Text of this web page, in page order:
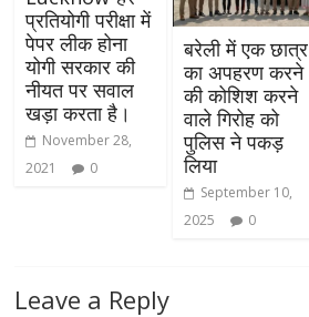
प्रतियोगी परीक्षा में
पेपर लीक होना
योगी सरकार की
नीयत पर सवाल
खड़ा करता है।
November 28,
2021
0
बरेली में एक छात्र
का अपहरण करने
की कोशिश करने
वाले गिरोह को
पुलिस ने पकड़
लिया
September 10,
2025
0
Leave a Reply